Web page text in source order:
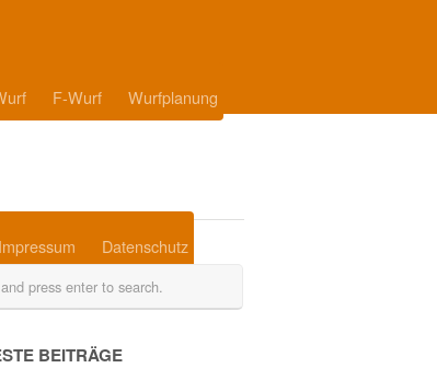
F-Wurf Wurfplanung
Impressum Datenschutz
BEITRÄGE